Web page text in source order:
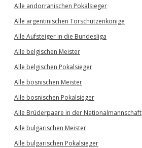
Alle andorranischen Pokalsieger
Alle argentinischen Torschützenkönige
Alle Aufsteiger in die Bundesliga
Alle belgischen Meister
Alle belgischen Pokalsieger
Alle bosnischen Meister
Alle bosnischen Pokalsieger
Alle Brüderpaare in der Nationalmannschaft
Alle bulgarischen Meister
Alle bulgarischen Pokalsieger